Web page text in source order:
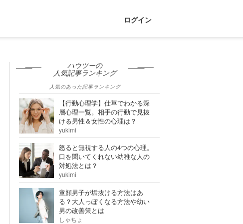
ログイン
ハウツーの
人気記事ランキング
人気のあった記事ランキング
【行動心理学】仕草でわかる深
層心理一覧。相手の行動で見抜
ける男性＆女性の心理は？
yukimi
怒ると無視する人の4つの心理。
口を聞いてくれない幼稚な人の
対処法とは？
yukimi
童顔男子が垢抜ける方法はあ
る？大人っぽくなる方法や幼い
男の改善策とは
しゃちょ